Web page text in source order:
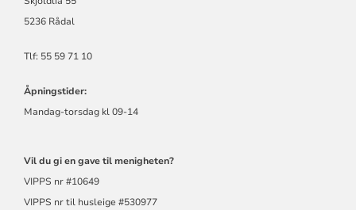
5236 Rådal
Tlf: 55 59 71 10
Åpningstider:
Mandag-torsdag kl 09-14
Vil du gi en gave til menigheten?
VIPPS nr #10649
VIPPS nr til husleige #530977